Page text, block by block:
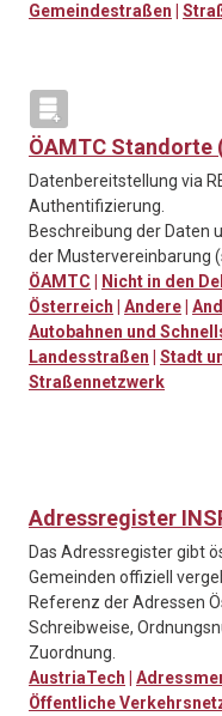
Gemeindestraßen
ÖAMTC Standorte
Datenbereitstellung via
Authentifizierung.
Beschreibung der Daten
der Mustervereinbarung
ÖAMTC
Nicht in den
Österreich
Andere
Autobahnen und
Landesstraßen
Stadt
Straßennetzwerk
Adressregister
Das Adressregister gibt
Gemeinden offiziell
Referenz der Adressen
Schreibweise,
Zuordnung.
AustriaTech
Öffentliche